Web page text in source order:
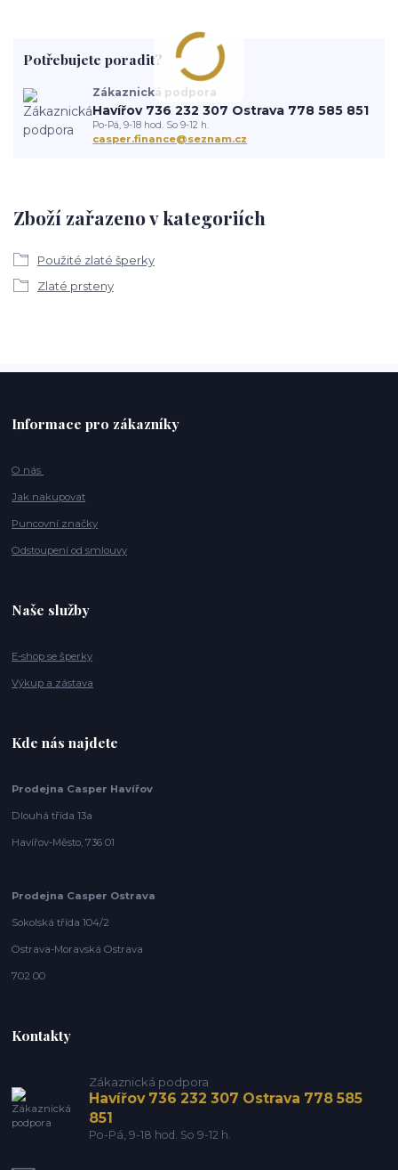
Zboží zařazeno v kategoriích
Použité zlaté šperky
Zlaté prsteny
Potřebujete poradit?
Zákaznická podpora
Havířov 736 232 307 Ostrava 778 585 851
Po-Pá, 9-18 hod. So 9-12 h.
casper.finance@seznam.cz
Informace pro zákazníky
O nás
Jak nakupovat
Puncovní značky
Odstoupení od smlouvy
Naše služby
E-shop se šperky
Výkup a zástava
Kde nás najdete
Prodejna Casper Havířov
Dlouhá třída 13a
Havířov-Město, 736 01
Prodejna Casper Ostrava
Sokolská třída 104/2
Ostrava-Moravská Ostrava
702 00
Kontakty
Zákaznická podpora
Havířov 736 232 307 Ostrava 778 585
851
Po-Pá, 9-18 hod. So 9-12 h.